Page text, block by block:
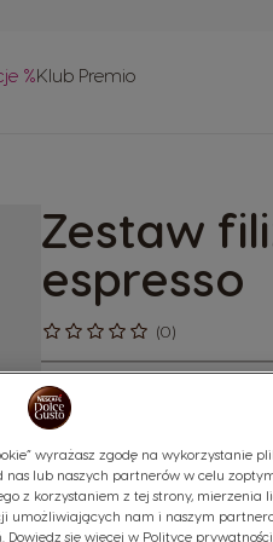
%Klub Premio
Zestaw
espresso
(0)
Zamień swój dom w
sprawią, że Twoja mała
ilością miejsca na
usiądź wygodnie i ciesz
szklankami espresso i
placu pod południowym
wyrażasz zgodę na wykorzystanie
lub naszych partnerów w celu
z korzystaniem z tej strony, mierzenia
umożliwiających nam i naszym
się więcej w Polityce